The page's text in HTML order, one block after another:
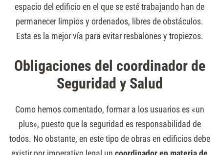
espacio del edificio en el que se esté trabajando han de
permanecer limpios y ordenados, libres de obstáculos.
Esta es la mejor vía para evitar resbalones y tropiezos.
Obligaciones del coordinador de
Seguridad y Salud
Como hemos comentado, formar a los usuarios es «un
plus», puesto que la seguridad es responsabilidad de
todos. No obstante, en este tipo de obras en edificios debe